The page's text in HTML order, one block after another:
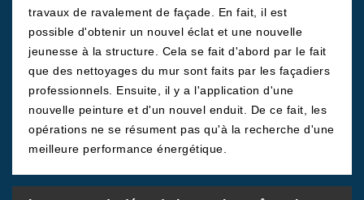
travaux de ravalement de façade. En fait, il est
possible d'obtenir un nouvel éclat et une nouvelle
jeunesse à la structure. Cela se fait d'abord par le fait
que des nettoyages du mur sont faits par les façadiers
professionnels. Ensuite, il y a l'application d'une
nouvelle peinture et d'un nouvel enduit. De ce fait, les
opérations ne se résument pas qu'à la recherche d'une
meilleure performance énergétique.